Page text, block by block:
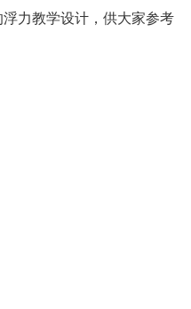
力教学设计，供大家参考